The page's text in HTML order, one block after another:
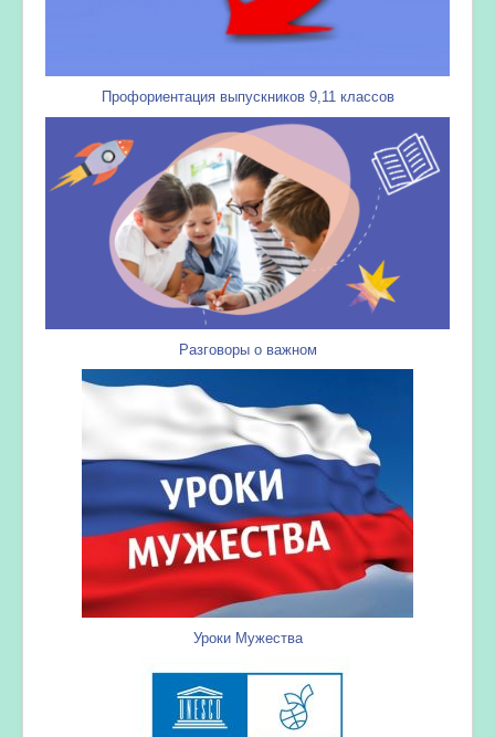
Профориентация выпускников 9,11 классов
Разговоры о важном
Уроки Мужества